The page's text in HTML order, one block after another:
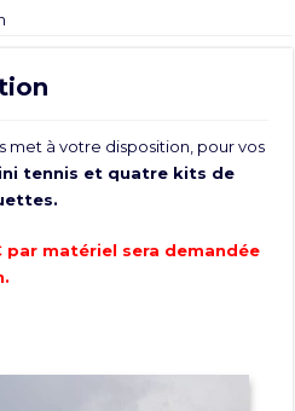
met à votre disposition, pour vos
tennis et quatre kits de
matériel sera demandée